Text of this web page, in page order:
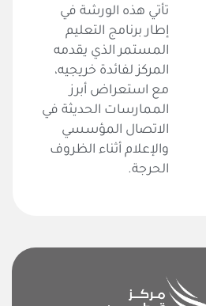
تأتي هذه الورشة في
إطار برنامج التعليم
المستمر الذي يقدمه
المركز لفائدة خريجيه،
مع استعراض أبرز
الممارسات الحديثة في
الاتصال المؤسسي
والإعلام أثناء الظروف
الحرجة.